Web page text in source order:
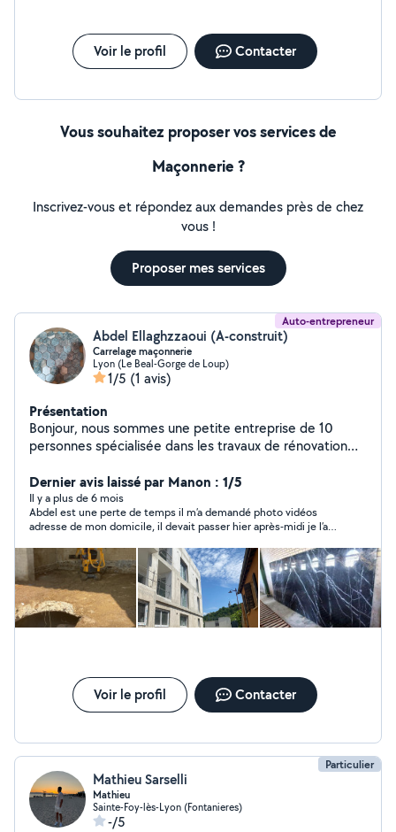
Voir le profil Contacter
Vous souhaitez proposer vos services de
Maçonnerie ?
Inscrivez-vous et répondez aux demandes près de chez
vous !
Proposer mes services
Auto-entrepreneur
Abdel Ellaghzzaoui (A-construit)
Carrelage maçonnerie
Lyon (Le Beal-Gorge de Loup)
1/5 (1 avis)
Présentation
Bonjour, nous sommes une petite entreprise de 10
personnes spécialisée dans les travaux de rénovation
région Rhône-Alpes Auvergne. Je suis là pour vous
Dernier avis laissé par Manon : 1/5
Il y a plus de 6 mois
Abdel est une perte de temps il m’a demandé photo vidéos
adresse de mon domicile, il devait passer hier après-midi je l’ai
muret seul alors qu’on avait convenu ses prestations à ses prix
c’est à dire 40€/h avec tout le matériel mis à disposition par
nos soins , malheureusement cette personne n’est pas
sérieuse à ce jour je n’ai pas eu de message d’excuse ou
d’empêchement professionnel ou non et je n’en veux plus.
Merci pour votre sérieux.
Voir le profil Contacter
Particulier
Mathieu Sarselli
Mathieu
Sainte-Foy-lès-Lyon (Fontanieres)
-/5